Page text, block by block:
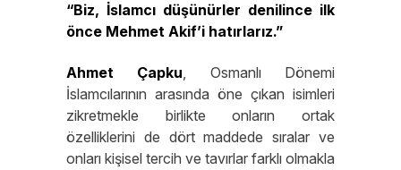
“Biz, İslamcı düşünürler denilince ilk
önce Mehmet Akif’i hatırlarız.”
Ahmet Çapku, Osmanlı Dönemi
İslamcılarının arasında öne çıkan isimleri
zikretmekle birlikte onların ortak
özelliklerini de dört maddede sıralar ve
onları kişisel tercih ve tavırlar farklı olmakla